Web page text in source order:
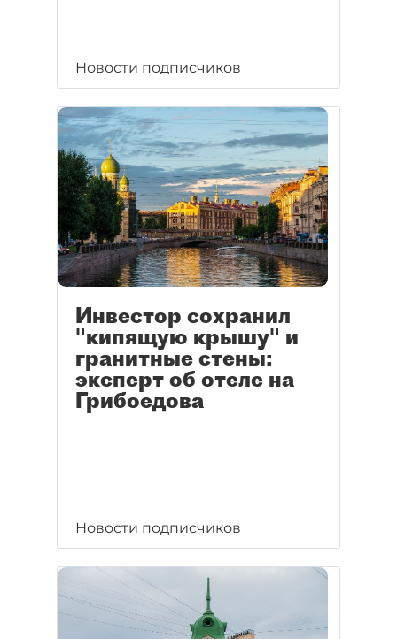
Новости подписчиков
Инвестор сохранил
"кипящую крышу" и
гранитные стены:
эксперт об отеле на
Грибоедова
Новости подписчиков